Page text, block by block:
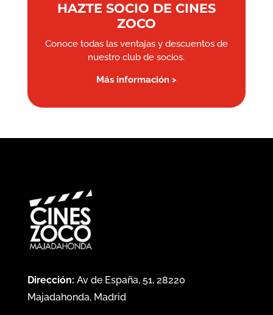
HAZTE SOCIO DE CINES
ZOCO
Conoce todas las ventajas y descuentos de
nuestro club de socios.
Más información >
Dirección: Av de España, 51, 28220
Majadahonda, Madrid